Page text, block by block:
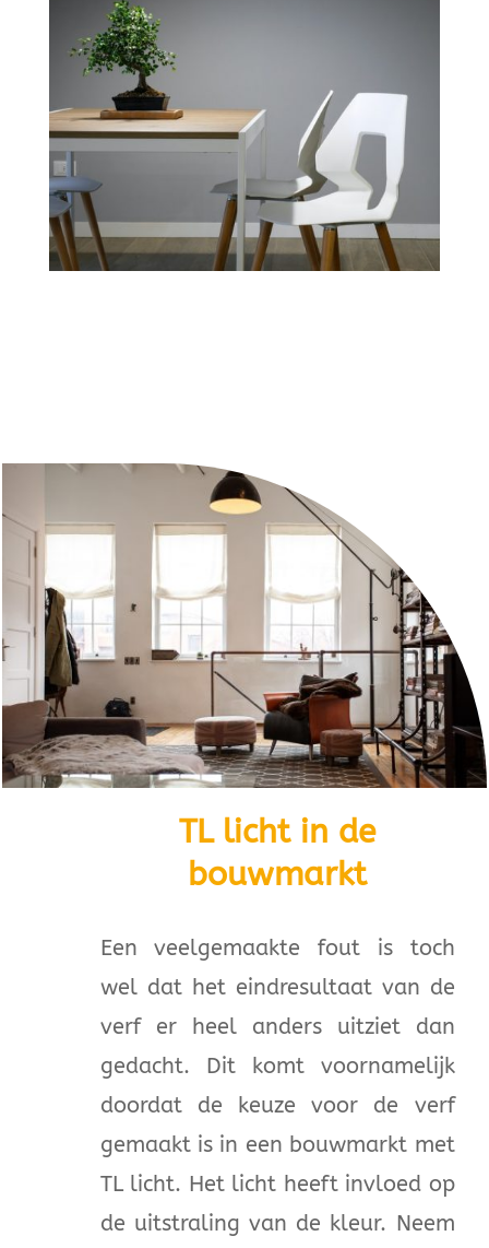
TL licht in de
bouwmarkt
Een veelgemaakte fout is toch
wel dat het eindresultaat van de
verf er heel anders uitziet dan
gedacht. Dit komt voornamelijk
doordat de keuze voor de verf
gemaakt is in een bouwmarkt met
TL licht. Het licht heeft invloed op
de uitstraling van de kleur. Neem